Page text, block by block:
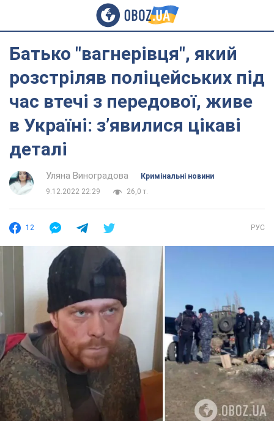
Батько "вагнерівця", який
розстріляв поліцейських під
час втечі з передової, живе
в Україні: з’явилися цікаві
деталі
Уляна Виноградова
Кримінальні новини
9.12.2022 22:29
26,0 т.
12 РУС